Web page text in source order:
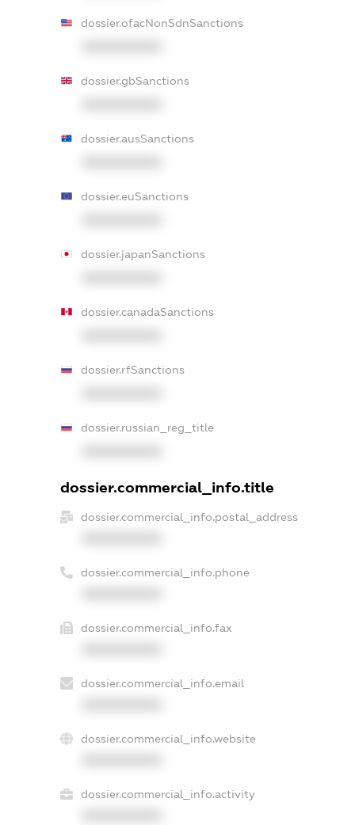
dossier.ofacNonSdnSanctions
dossier.gbSanctions
dossier.ausSanctions
dossier.euSanctions
dossier.japanSanctions
dossier.canadaSanctions
dossier.rfSanctions
dossier.russian_reg_title
dossier.commercial_info.title
dossier.commercial_info.postal_address
dossier.commercial_info.phone
dossier.commercial_info.fax
dossier.commercial_info.email
dossier.commercial_info.website
dossier.commercial_info.activity